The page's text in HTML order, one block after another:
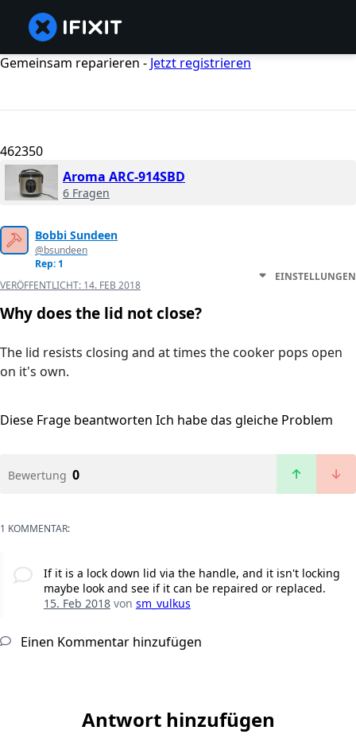
Gemeinsam reparieren - Jetzt registrieren
462350
Aroma ARC-914SBD
6 Fragen
Bobbi Sundeen
@bsundeen
Rep: 1
VERÖFFENTLICHT: 14. FEB 2018
EINSTELLUNGEN
Why does the lid not close?
The lid resists closing and at times the cooker pops open
on it's own.
Diese Frage beantworten Ich habe das gleiche Problem
Bewertung 0
1 KOMMENTAR:
If it is a lock down lid via the handle, and it isn't locking
maybe look and see if it can be repaired or replaced.
15. Feb 2018von sm_vulkus
Einen Kommentar hinzufügen
Antwort hinzufügen